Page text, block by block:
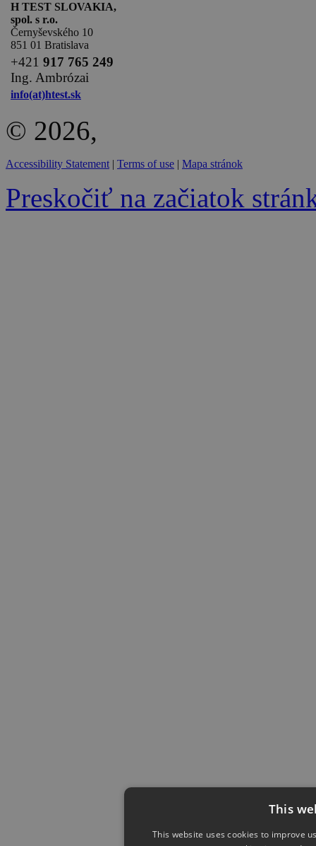
H TEST SLOVAKIA,
spol. s r.o.
Černyševského 10
851 01 Bratislava
+421 917 765 249
Ing. Ambrózai
info(at)htest.sk
© 2026,
Accessibility Statement | Terms of use | Mapa stránok
Preskočiť na začiatok
This
This website uses cookies to improve